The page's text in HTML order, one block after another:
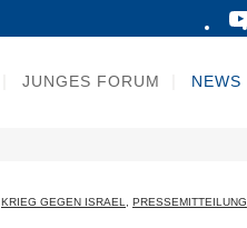
JUNGES FORUM NEWS
KRIEG GEGEN ISRAEL PRESSEMITTEILUNG